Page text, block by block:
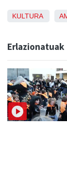
KULTURA
Erlazionatuak